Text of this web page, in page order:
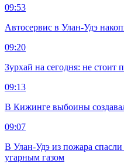
09:53
Автосервис в Улан-Удэ
09:20
Зурхай на сегодня: не стоит
09:13
В Кижинге выбоины
09:07
В Улан-Удэ из пожара
угарным газом